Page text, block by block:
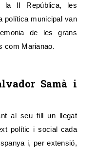
la II República, les
política municipal van
de les grans
com Marianao.
Samà i
al seu fill un llegat
polític i social cada
i, per extensió,